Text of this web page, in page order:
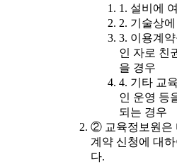
1. 설비에
2. 기술상
3. 이용계
인 자로 친
을 경우
4. 기타 교
인 운영 등
되는 경우
② 교육정보원은
계약 신청에 대
다.